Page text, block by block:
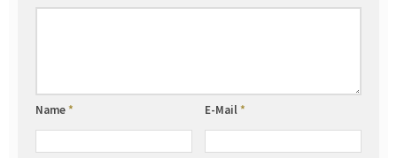
Name* E-Mail*